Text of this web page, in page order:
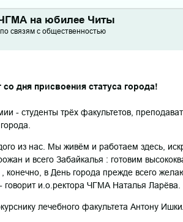
ЧГМА на юбилее Читы
связям с общественностью
со дня присвоения статуса города!
- студенты трёх факультетов,
из нас. Мы живём и работаем здесь,
и всего Забайкалья : готовим
конечно, в День города прежде всего
говорит и.о.ректора ЧГМА Наталья Ларёва.
лечебного факультета Антону